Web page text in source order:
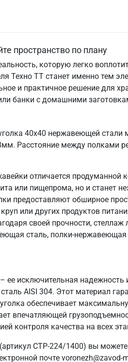
пространство по плану
которую легко
Техно ТТ станет именно тем
и практичное решение для
банки с домашними
40х40 нержавеющей
Расстояние между полками
отличается продуманной
или пищепрома, но и станет
предоставляют обширное
или других продуктов
своей прочности,
сталь, полки-
ее исключительная
AISI 304. Этот материал
обеспечивает
впечатляющей
контроля качества на всех
СТР-224/1400) вы
почте